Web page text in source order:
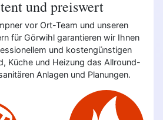
und preiswert
vor Ort-Team und unseren
für Görwihl garantieren wir Ihnen
und kostengünstigen
Küche und Heizung das Allround-
Anlagen und Planungen.